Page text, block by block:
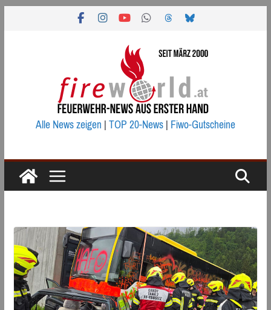
Alle News zeigen|TOP 20-News|Fiwo-Gutscheine